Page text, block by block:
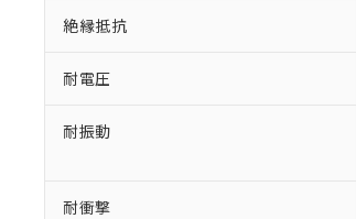
絶縁抵抗
耐電圧
耐振動
耐衝撃